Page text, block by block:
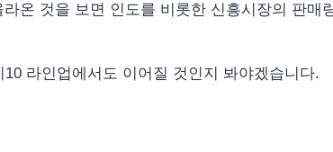
온 것을 보면 인도를 비롯한 신흥시장의 판매
라인업에서도 이어질 것인지 봐야겠습니다.